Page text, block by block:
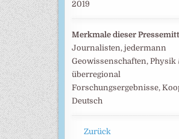
2019
Merkmale dieser
Journalisten, jedermann
Geowissenschaften,
überregional
Forschungsergebnisse,
Deutsch
Zurück